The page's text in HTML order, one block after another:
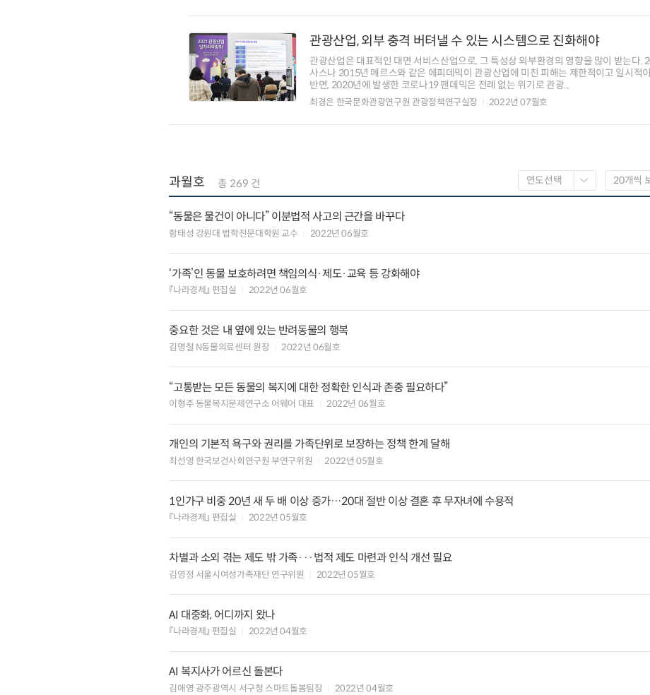
관광산업, 외부 충격 버텨낼 수 있는 시스템으로 진화해야
관광산업은 대표적인 대면 서비스산업으로, 그 특성상 외부환경의 영향을 많이 받는다.
사스나 2015년 메르스와 같은 에피데믹이 관광산업에 미친 피해는 제한적이고 일시적
반면, 2020년에 발생한 코로나19 팬데믹은 전례 없는 위기로 관광...
최경은 한국문화관광연구원 관광정책연구실장 2022년 07월호
과월호 총 269 건
“동물은 물건이 아니다” 이분법적 사고의 근간을 바꾸다
함태성 강원대 법학전문대학원 교수 2022년 06월호
‘가족’인 동물 보호하려면 책임의식·제도·교육 등 강화해야
『나라경제』 편집실 2022년 06월호
중요한 것은 내 옆에 있는 반려동물의 행복
김명철 N동물의료센터 원장 2022년 06월호
“고통받는 모든 동물의 복지에 대한 정확한 인식과 존중 필요하다”
이형주 동물복지문제연구소 어웨어 대표 2022년 06월호
개인의 기본적 욕구와 권리를 가족단위로 보장하는 정책 한계 달해
최선영 한국보건사회연구원 부연구위원 2022년 05월호
1인가구 비중 20년 새 두 배 이상 증가…20대 절반 이상 결혼 후 무자녀에 수용적
『나라경제』 편집실 2022년 05월호
차별과 소외 겪는 제도 밖 가족···법적 제도 마련과 인식 개선 필요
김영정 서울시여성가족재단 연구위원 2022년 05월호
AI 대중화, 어디까지 왔나
『나라경제』 편집실 2022년 04월호
AI 복지사가 어르신 돌본다
김애영 광주광역시 서구청 스마트돌봄팀장 2022년 04월호